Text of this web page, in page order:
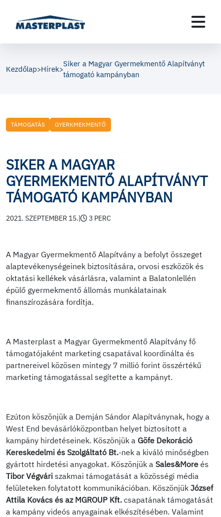
Kezdőlap>Hírek>
Siker a Magyar Gyermekmentő Alapítványt
támogató kampányban
TÁMOGATÁS GYERKMEKMENTŐ
SIKER A MAGYAR
GYERMEKMENTŐ ALAPÍTVÁNYT
TÁMOGATÓ KAMPÁNYBAN
2021. SZEPTEMBER 15.| 3 PERC
A Magyar Gyermekmentő Alapítvány a befolyt összeget
alaptevékenységeinek biztosítására, orvosi eszközök és
oktatási kellékek vásárlásra, valamint a Balatonlellén
épülő gyermekmentő állomás munkálatainak
finanszírozására fordítja.
A Masterplast a Magyar Gyermekmentő Alapítvány fő
támogatójaként marketing csapatával koordinálta és
partnereivel közösen mintegy 7 millió forint összértékű
marketing támogatással segítette a kampányt.
Ezúton köszönjük a Demján Sándor Alapítványnak, hogy a
West End bevásárlóközpontban helyet biztosított a
kampány hirdetéseinek. Köszönjük a Göfe Dekoráció
Kereskedelmi és Szolgáltató Bt.-nek a kiváló minőségben
gyártott hirdetési anyagokat. Köszönjük a Sales&More és
Tibor Végvári szakmai támogatását a közösségi média
felületeken folytatott kommunikációban. Köszönjük József
Attila Kovács és az MGROUP Kft. csapatának támogatását
a kampány videós anyagainak elkészítésében. Valamint